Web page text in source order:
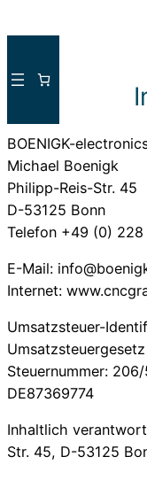
Inhalt
BOENIGK-
Michael Boenigk
Philipp-Reis-Str. 45
D-53125 Bonn
Telefon +49 (0)
E-Mail:
Internet:
Umsatzsteuer-
Steuernummer:
DE87369774
Inhaltlich
Str. 45, D-53125